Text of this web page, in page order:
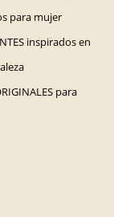
para mujer
inspirados en
para